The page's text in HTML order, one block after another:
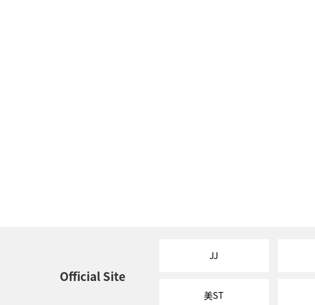
Official Site
JJ
美ST